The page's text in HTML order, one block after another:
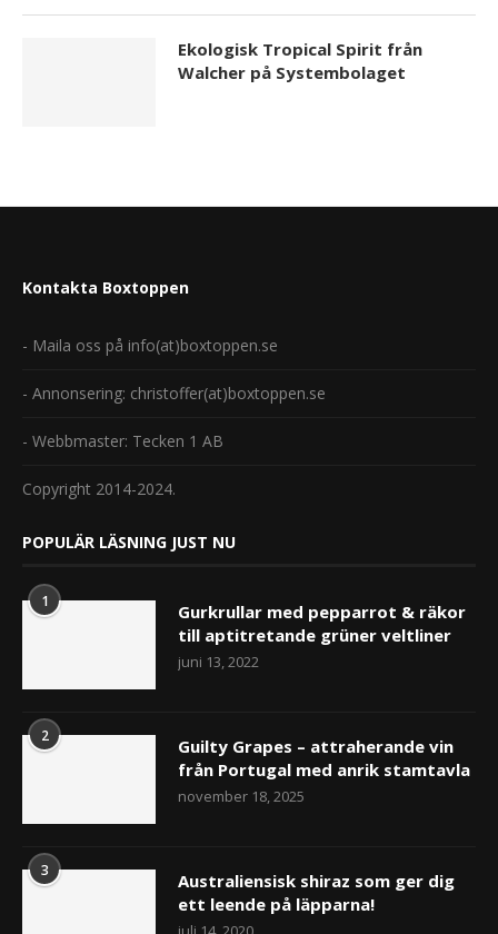
Ekologisk Tropical Spirit från
Walcher på Systembolaget
Kontakta Boxtoppen
- Maila oss på info(at)boxtoppen.se
- Annonsering: christoffer(at)boxtoppen.se
- Webbmaster: Tecken 1 AB
Copyright 2014-2024.
POPULÄR LÄSNING JUST NU
1
Gurkrullar med pepparrot & räkor
till aptitretande grüner veltliner
juni 13, 2022
2
Guilty Grapes – attraherande vin
från Portugal med anrik stamtavla
november 18, 2025
3
Australiensisk shiraz som ger dig
ett leende på läpparna!